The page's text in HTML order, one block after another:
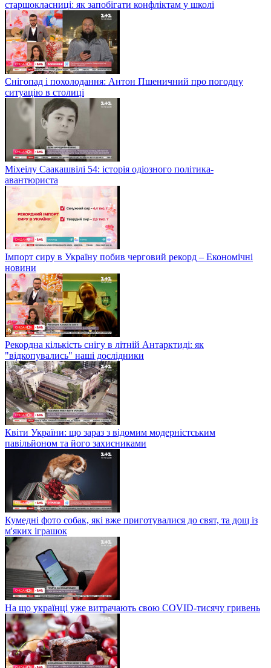
старшокласниці: як запобігати конфліктам у школі
Снігопад і похолодання: Антон Пшеничний про погодну
ситуацію в столиці
Міхеілу Саакашвілі 54: історія одіозного політика-
авантюриста
Імпорт сиру в Україну побив черговий рекорд – Економічні
новини
Рекордна кількість снігу в літній Антарктиді: як
"відкопувались" наші дослідники
Квіти України: що зараз з відомим модерністським
павільйоном та його захисниками
Кумедні фото собак, які вже приготувалися до свят, та дощ із
м'яких іграшок
На що українці уже витрачають свою COVID-тисячу гривень